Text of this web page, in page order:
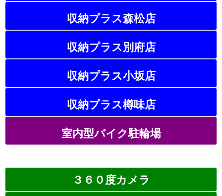
収納プラス森松店
収納プラス別府店
収納プラス小坂店
収納プラス樽味店
室内型バイク駐輪場
３６０度カメラ